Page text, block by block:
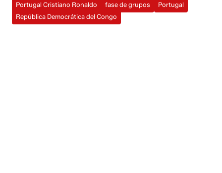
Portugal Cristiano Ronaldo
fase de grupos
Portugal
República Democrática del Congo